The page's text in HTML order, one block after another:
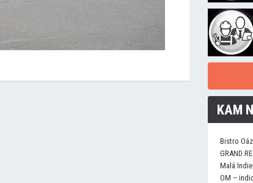
KAM
Bistro
GRAND
Malá Indie
OM –